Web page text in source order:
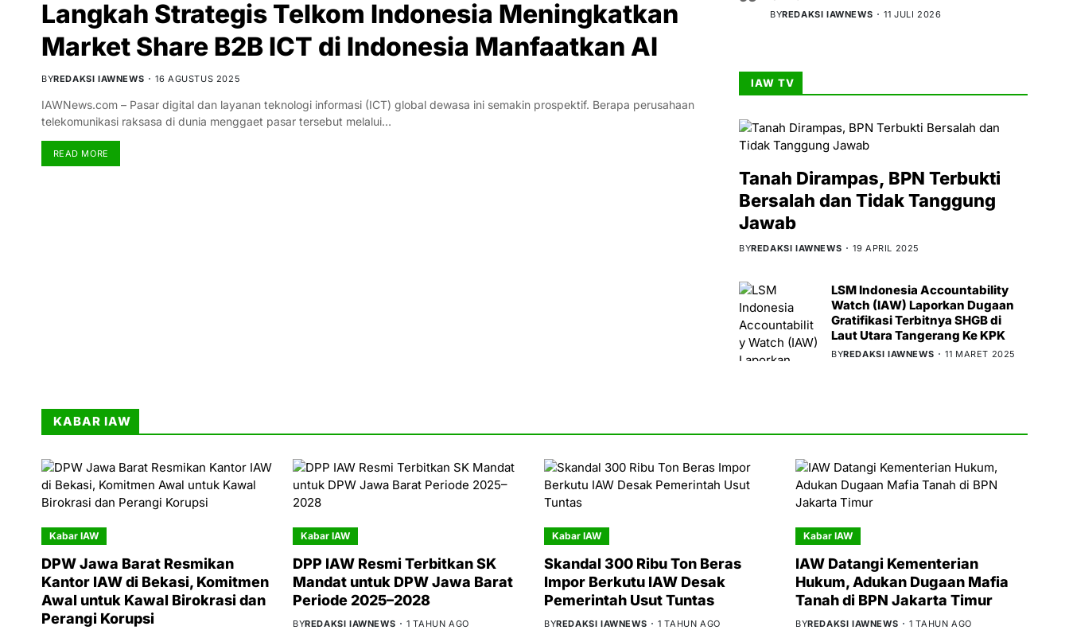
Langkah Strategis Telkom Indonesia Meningkatkan
Market Share B2B ICT di Indonesia Manfaatkan AI
BYREDAKSI IAWNEWS 16 AGUSTUS 2025
IAWNews.com – Pasar digital dan layanan teknologi informasi (ICT) global dewasa ini semakin prospektif. Berapa perusahaan
telekomunikasi raksasa di dunia menggaet pasar tersebut melalui…
READ MORE
BYREDAKSI IAWNEWS 11 JULI 2026
IAW TV
Tanah Dirampas, BPN Terbukti
Bersalah dan Tidak Tanggung
Jawab
BYREDAKSI IAWNEWS 19 APRIL 2025
LSM Indonesia Accountability
Watch (IAW) Laporkan Dugaan
Gratifikasi Terbitnya SHGB di
Laut Utara Tangerang Ke KPK
BYREDAKSI IAWNEWS 11 MARET 2025
KABAR IAW
Kabar IAW
DPW Jawa Barat Resmikan
Kantor IAW di Bekasi, Komitmen
Awal untuk Kawal Birokrasi dan
Perangi Korupsi
Kabar IAW
DPP IAW Resmi Terbitkan SK
Mandat untuk DPW Jawa Barat
Periode 2025–2028
BYREDAKSI IAWNEWS 1 TAHUN AGO
Kabar IAW
Skandal 300 Ribu Ton Beras
Impor Berkutu IAW Desak
Pemerintah Usut Tuntas
BYREDAKSI IAWNEWS 1 TAHUN AGO
Kabar IAW
IAW Datangi Kementerian
Hukum, Adukan Dugaan Mafia
Tanah di BPN Jakarta Timur
BYREDAKSI IAWNEWS 1 TAHUN AGO